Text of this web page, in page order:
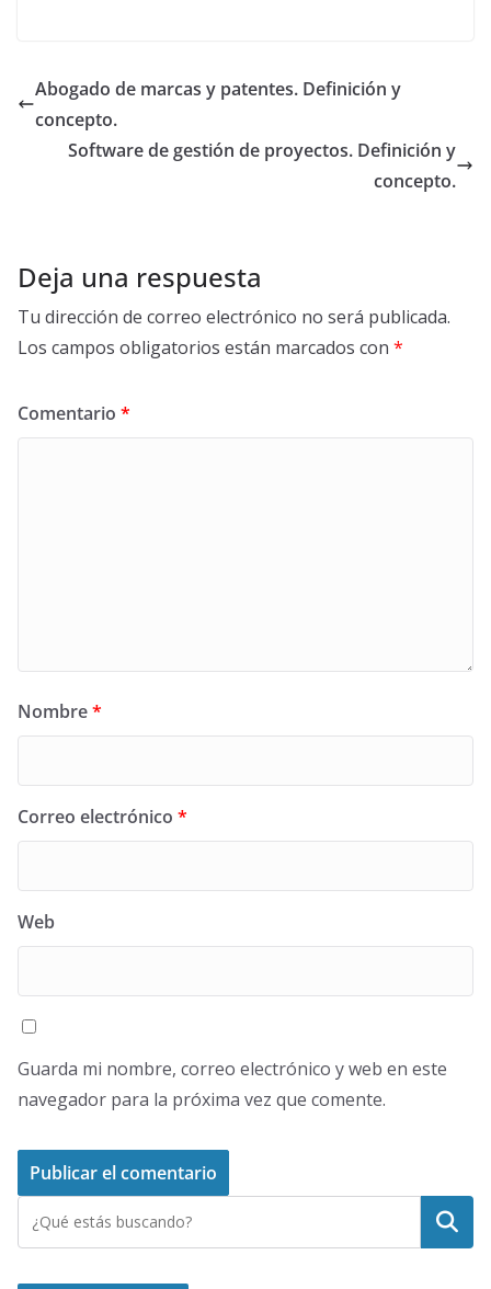
Abogado de marcas y patentes. Definición y
concepto.
Software de gestión de proyectos. Definición y
concepto.
Deja una respuesta
Tu dirección de correo electrónico no será publicada.
Los campos obligatorios están marcados con *
Comentario *
Nombre*
Correo electrónico *
Web
Guarda mi nombre, correo electrónico y web en este
navegador para la próxima vez que comente.
Buscar